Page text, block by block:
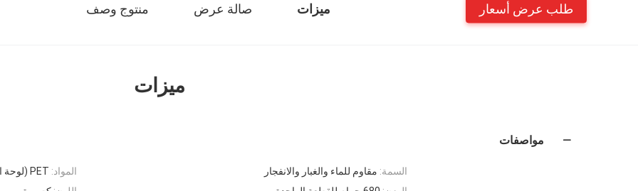
ميزات صالة عرض منتوج وصف طلب عرض أسعار
ميزات
مواصفات
المواد: PET (لوحة اللوحة) السمة: مقاوم للماء والغبار والانفجار